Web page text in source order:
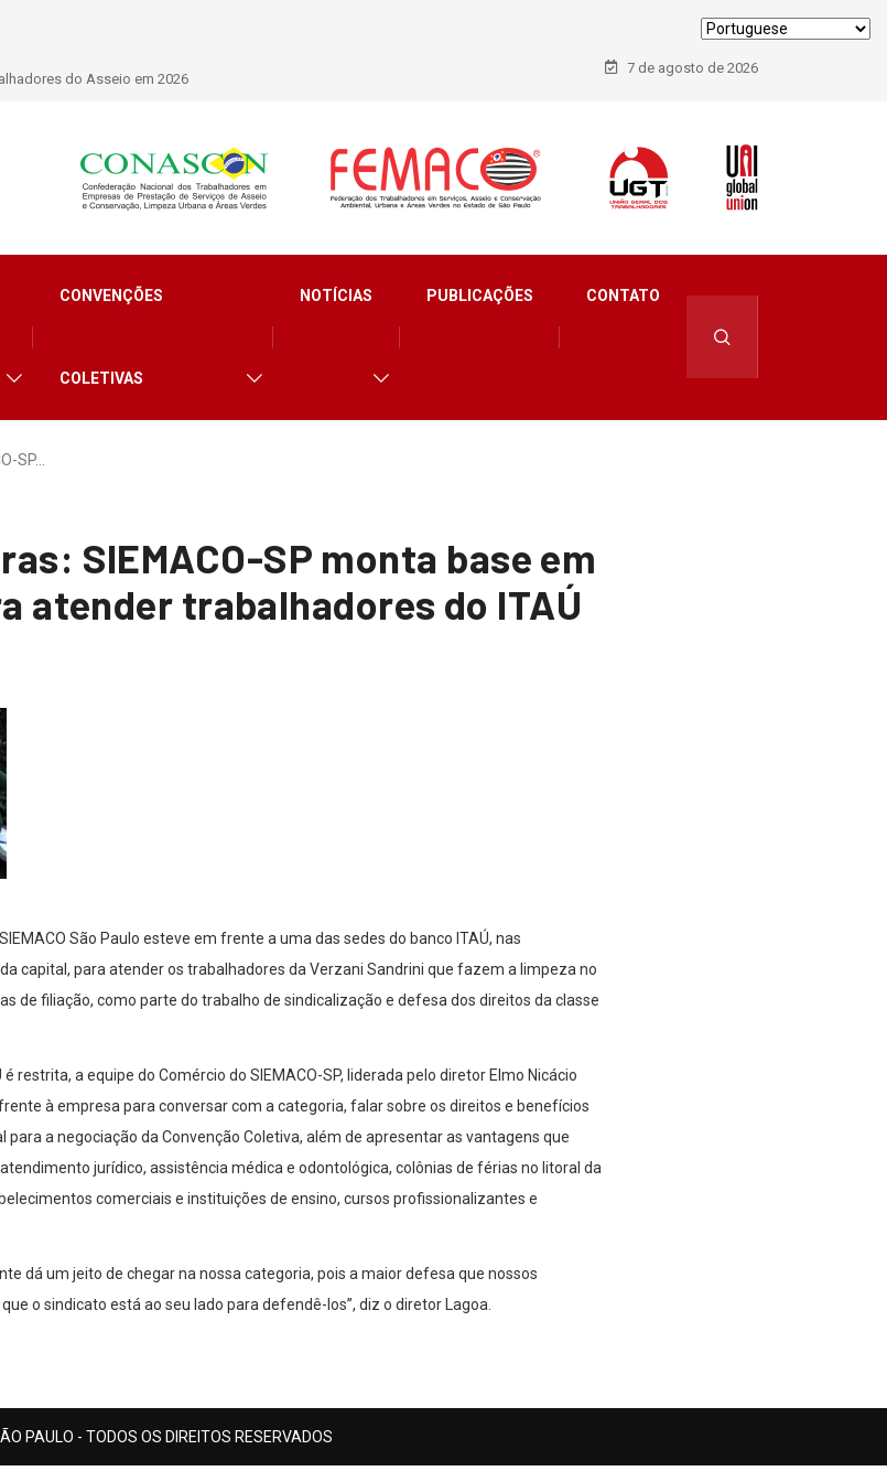
do Asseio em 2026
7 de agosto de 2026
CONVENÇÕES
COLETIVAS
NOTÍCIAS PUBLICAÇÕES CONTATO
SP…
SIEMACO-SP monta base em
atender trabalhadores do ITAÚ
São Paulo esteve em frente a uma das sedes do banco ITAÚ, nas
capital, para atender os trabalhadores da Verzani Sandrini que fazem a limpeza no
de filiação, como parte do trabalho de sindicalização e defesa dos direitos da classe
restrita, a equipe do Comércio do SIEMACO-SP, liderada pelo diretor Elmo Nicácio
à empresa para conversar com a categoria, falar sobre os direitos e benefícios
a negociação da Convenção Coletiva, além de apresentar as vantagens que
jurídico, assistência médica e odontológica, colônias de férias no litoral da
comerciais e instituições de ensino, cursos profissionalizantes e
dá um jeito de chegar na nossa categoria, pois a maior defesa que nossos
o sindicato está ao seu lado para defendê-los”, diz o diretor Lagoa.
PAULO - TODOS OS DIREITOS RESERVADOS